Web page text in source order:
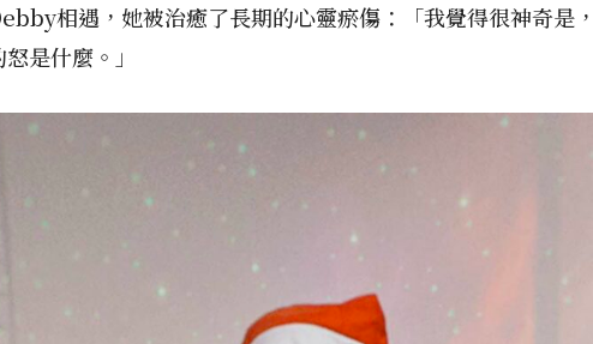
相遇，她被治癒了長期的心靈瘀傷：「我覺得很神奇是
是什麼。」